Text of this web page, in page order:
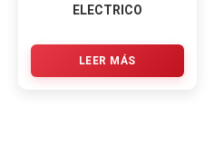
ELECTRICO
LEER MÁS